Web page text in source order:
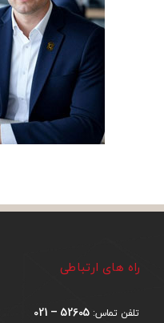
راه های ارتباطی
تلفن تماس: 52605 – 021